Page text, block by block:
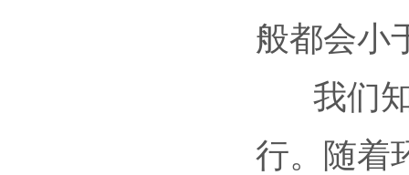
般都会小
我们知
行。随着